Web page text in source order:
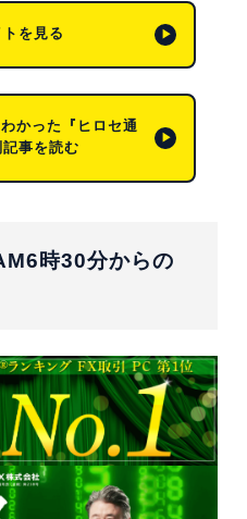
を見る
かった『ヒロセ通
事を読む
時30分からの